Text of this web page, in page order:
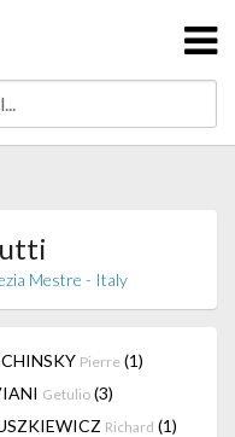
Mestre - Italy
Pierre (1)
Getulio (3)
Richard (1)